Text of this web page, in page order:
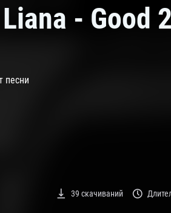
- Good
песни
39 скачиваний